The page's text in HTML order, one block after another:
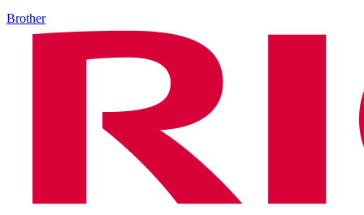
Brother